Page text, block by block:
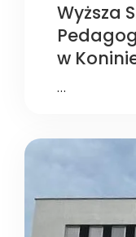
Wyższa
w
…